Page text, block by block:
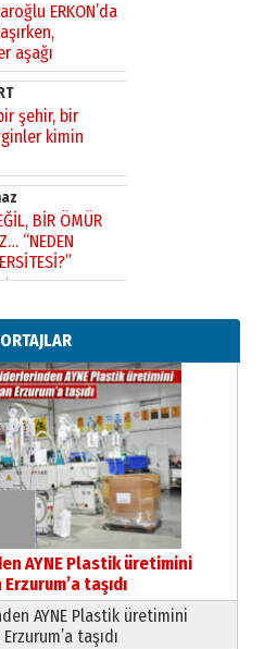
ERKON’da
aşağı
şehir, bir
kimin
BİR ÖMÜR
“NEDEN
bir Alperen…
Hakka yürüdü.!
hatıralarıyla
Terzioğlu!
Erzurum’a
daha!
AYNE Plastik üretimini
taşıdı
AYNE Plastik üretimini
taşıdı